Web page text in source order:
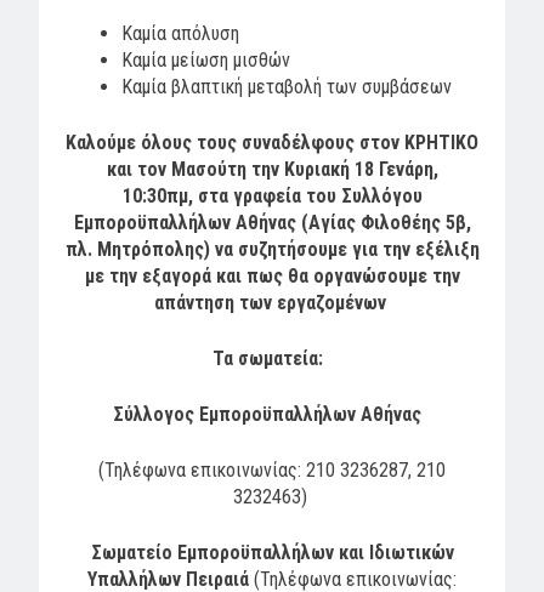
Καμία απόλυση
Καμία μείωση μισθών
Καμία βλαπτική μεταβολή των συμβάσεων
Καλούμε όλους τους συναδέλφους στον ΚΡΗΤΙΚΟ
και τον Μασούτη την Κυριακή 18 Γενάρη,
10:30πμ, στα γραφεία του Συλλόγου
Εμποροϋπαλλήλων Αθήνας (Αγίας Φιλοθέης 5β,
πλ. Μητρόπολης) να συζητήσουμε για την εξέλιξη
με την εξαγορά και πως θα οργανώσουμε την
απάντηση των εργαζομένων
Τα σωματεία:
Σύλλογος Εμποροϋπαλλήλων Αθήνας
(Τηλέφωνα επικοινωνίας: 210 3236287, 210
3232463)
Σωματείο Εμποροϋπαλλήλων και Ιδιωτικών
Υπαλλήλων Πειραιά (Τηλέφωνα επικοινωνίας: